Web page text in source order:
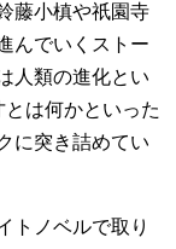
藤小槙や祇園寺
んでいくストー
人類の進化とい
は何かといった
に突き詰めてい
トノベルで取り